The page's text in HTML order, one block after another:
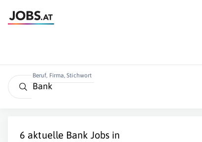
Beruf, Firma, Stichwort
6 aktuelle Bank Jobs in